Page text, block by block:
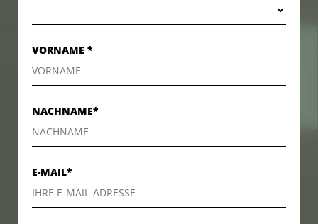
VORNAME *
NACHNAME*
E-MAIL*